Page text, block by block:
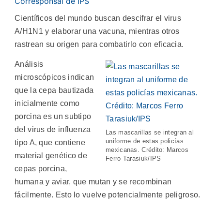
Científicos del mundo buscan descifrar el virus
A/H1N1 y elaborar una vacuna, mientras otros
rastrean su origen para combatirlo con eficacia.
Las mascarillas se integran al
uniforme de estas policías
mexicanas. Crédito: Marcos
Ferro Tarasiuk/IPS
Análisis
microscópicos indican
que la cepa bautizada
inicialmente como
porcina es un subtipo
del virus de influenza
tipo A, que contiene
material genético de
cepas porcina,
humana y aviar, que mutan y se recombinan
fácilmente. Esto lo vuelve potencialmente peligroso.